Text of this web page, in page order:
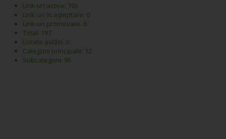
Link-uri active: 193
Link-uri în așteptare: 0
Link-uri promovate: 6
Total: 197
Listate astăzi: 0
Categorii principale: 12
Subcategorii: 95